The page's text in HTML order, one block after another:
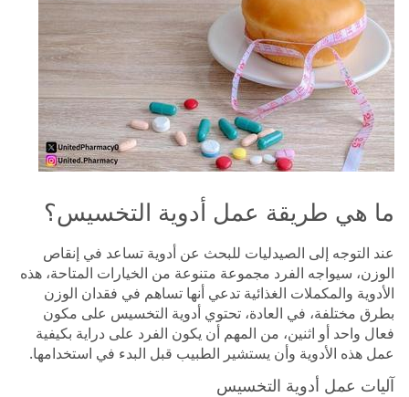
ما هي طريقة عمل أدوية التخسيس؟
عند التوجه إلى الصيدليات للبحث عن أدوية تساعد في إنقاص
الوزن، سيواجه الفرد مجموعة متنوعة من الخيارات المتاحة، هذه
الأدوية والمكملات الغذائية تدعي أنها تساهم في فقدان الوزن
بطرق مختلفة، في العادة، تحتوي أدوية التخسيس على مكون
فعال واحد أو اثنين، من المهم أن يكون الفرد على دراية بكيفية
عمل هذه الأدوية وأن يستشير الطبيب قبل البدء في استخدامها.
آليات عمل أدوية التخسيس